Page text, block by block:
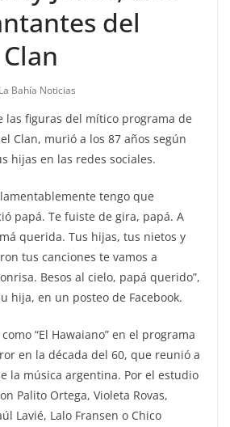
del
Bahía Noticias
las figuras del mítico programa de
Clan, murió a los 87 años según
hijas en las redes sociales.
tengo que
papá. Te fuiste de gira, papá. A
querida. Tus hijas, tus nietos y
tus canciones te vamos a
Besos al cielo, papá querido”,
hija, en un posteo de Facebook.
“El Hawaiano” en el programa
en la década del 60, que reunió a
la música argentina. Por el estudio
Palito Ortega, Violeta Rovas,
Lavié, Lalo Fransen o Chico